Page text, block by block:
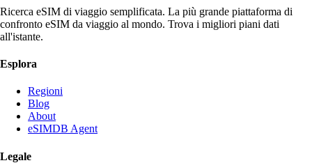
Ricerca eSIM di viaggio semplificata. La più grande piattaforma di
confronto eSIM da viaggio al mondo. Trova i migliori piani dati
all'istante.
Esplora
Regioni
Blog
About
eSIMDB Agent
Legale